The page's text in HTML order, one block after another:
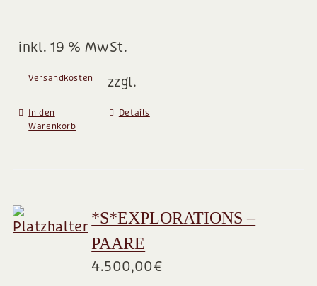
inkl. 19 % MwSt.
zzgl.
Versandkosten
In den
Warenkorb
Details
*S*EXPLORATIONS –
PAARE
4.500,00€